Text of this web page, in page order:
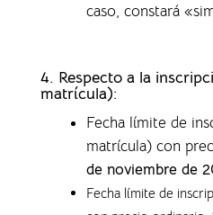
caso, constará
4. Respecto a la
matrícula):
Fecha límite de
matrícula) con
de noviembre de
Fecha límite de